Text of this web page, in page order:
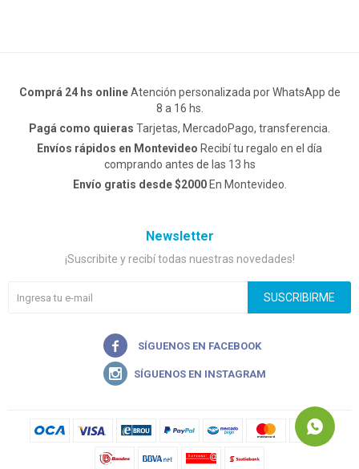
Comprá 24 hs onlineAtención personalizada por WhatsApp de
8 a 16 hs.
Pagá como quieras Tarjetas, MercadoPago, transferencia.
Envíos rápidos en Montevideo Recibí tu regalo en el día
comprando antes de las 13 hs
Envío gratis desde $2000En Montevideo.
Newsletter
¡Suscribite y recibí todas nuestras novedades!
SUSCRIBIRME

